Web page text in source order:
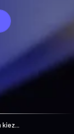
Bedrijfsstrategie: waarom kiezen voor een recurrent bedrijfsmodel?